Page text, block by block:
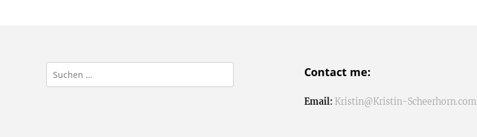
Suchen
nach:
Contact me:
Email: Kristin@Kristin-Scheerhorn.com